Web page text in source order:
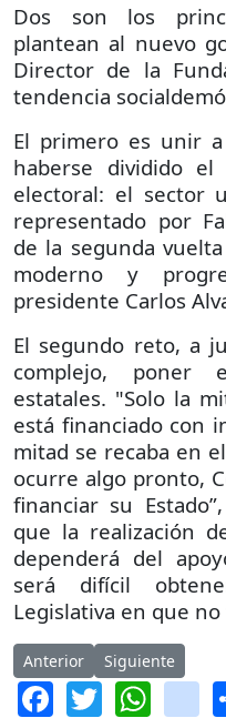
Dos son los
plantean al nuevo
Director de la
tendencia
El primero es unir
haberse dividido
electoral: el sector
representado por
de la segunda
moderno y
presidente Carlos
El segundo reto, a
complejo, poner
estatales. "Solo la
está financiado con
mitad se recaba en
ocurre algo pronto,
financiar su
que la realización
dependerá del
será difícil
Legislativa en que
Artículo anterior: Trump y
Anterior Artículo
Siguiente
Facebook
Twitter